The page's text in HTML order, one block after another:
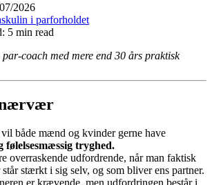
2026
i parforholdet
5 min read
coach med mere end 30 års praktisk
nærvær
både mænd og kvinder gerne have
tryghed.
overraskende udfordrende, når man faktisk
stærkt i sig selv, og som bliver ens partner.